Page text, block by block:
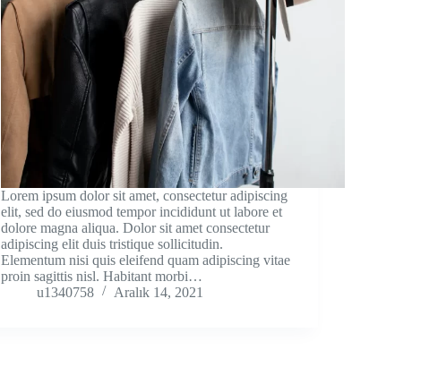
Lorem ipsum dolor sit amet, consectetur adipiscing
elit, sed do eiusmod tempor incididunt ut labore et
dolore magna aliqua. Dolor sit amet consectetur
adipiscing elit duis tristique sollicitudin.
Elementum nisi quis eleifend quam adipiscing vitae
proin sagittis nisl. Habitant morbi…
u1340758
Aralık 14, 2021